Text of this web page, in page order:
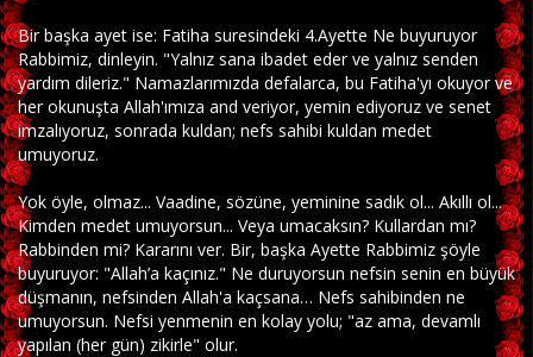
Bir başka ayet ise: Fatiha suresindeki 4.Ayette Ne buyuruyor
Rabbimiz, dinleyin. "Yalnız sana ibadet eder ve yalnız senden
yardım dileriz." Namazlarımızda defalarca, bu Fatiha'yı okuyor ve
her okunuşta Allah'ımıza and veriyor, yemin ediyoruz ve senet
imzalıyoruz, sonrada kuldan; nefs sahibi kuldan medet
umuyoruz.
Yok öyle, olmaz... Vaadine, sözüne, yeminine sadık ol... Akıllı ol...
Kimden medet umuyorsun... Veya umacaksın? Kullardan mı?
Rabbinden mi? Kararını ver. Bir, başka Ayette Rabbimiz şöyle
buyuruyor: "Allah’a kaçınız." Ne duruyorsun nefsin senin en büyük
düşmanın, nefsinden Allah'a kaçsana… Nefs sahibinden ne
umuyorsun. Nefsi yenmenin en kolay yolu; "az ama, devamlı
yapılan (her gün) zikirle" olur.